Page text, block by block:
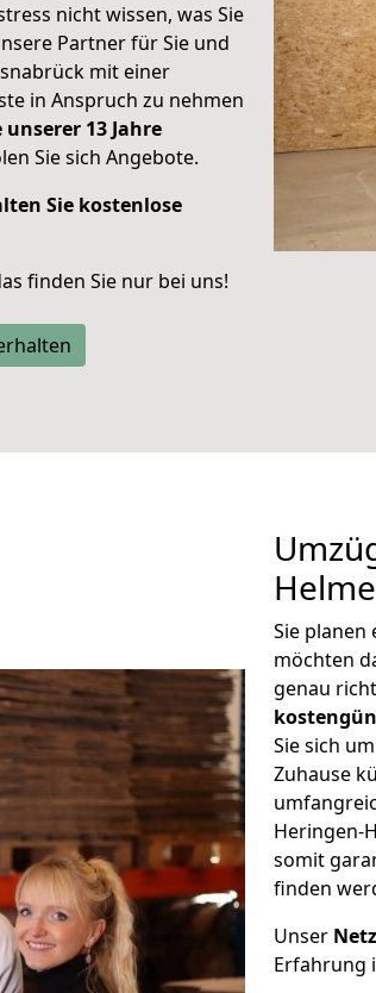
nicht wissen, was Sie
Partner für Sie und
mit einer
in Anspruch zu nehmen
13 Jahre
Sie sich Angebote.
Sie kostenlose
finden Sie nur bei uns!
Sie planen
möchten
genau
Sie sich
Zuhause
Heringen-
somit
finden
Unser
Erfahrung